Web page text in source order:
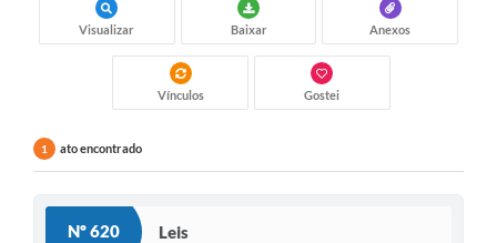
Visualizar Baixar Anexos
Vínculos Gostei
1 ato encontrado
Nº 620 Leis